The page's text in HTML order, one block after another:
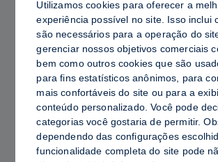
Utilizamos cookies para oferecer a
experiência possível no site. Isso inclui
são necessários para a operação do
gerenciar nossos objetivos comerciais
bem como outros cookies que são
para fins estatísticos anônimos, para
mais confortáveis ​​do site ou para a
conteúdo personalizado. Você pode
categorias você gostaria de permitir.
dependendo das configurações
funcionalidade completa do site pode